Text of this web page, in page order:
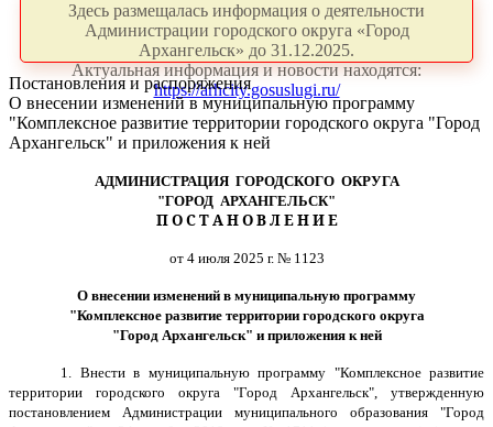
Здесь размещалась информация о деятельности
Администрации городского округа «Город
Архангельск» до 31.12.2025.
Актуальная информация и новости находятся:
https://arhcity.gosuslugi.ru/
Постановления и распоряжения
О внесении изменений в муниципальную программу
"Комплексное развитие территории городского округа "Город
Архангельск" и приложения к ней
АДМИНИСТРАЦИЯ ГОРОДСКОГО ОКРУГА
"ГОРОД АРХАНГЕЛЬСК"
П О С Т А Н О В Л Е Н И Е
от 4 июля 2025 г. № 1123
О внесении изменений в муниципальную программу
"Комплексное развитие территории городского округа
"Город Архангельск" и приложения к ней
1. Внести в муниципальную программу "Комплексное развитие
территории городского округа "Город Архангельск", утвержденную
постановлением Администрации муниципального образования "Город